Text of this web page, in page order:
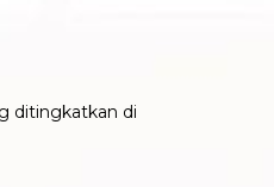
ditingkatkan di